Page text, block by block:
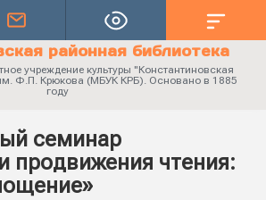
районная библиотека
учреждение культуры "Константиновская
Ф.П. Крюкова (МБУК КРБ). Основано в 1885
году
семинар
продвижения чтения: